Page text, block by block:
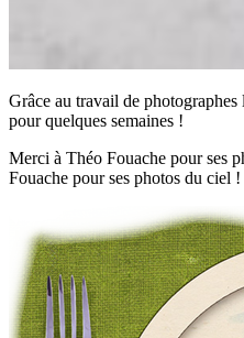
Grâce au travail de
pour quelques semaines !
Merci à Théo Fouache pour ses
Fouache pour ses photos du ciel !